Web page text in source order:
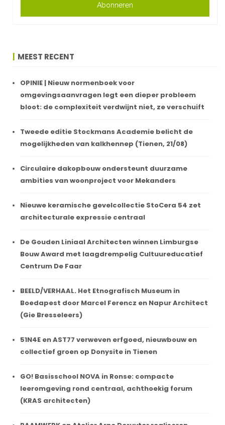
Abonneren
MEEST RECENT
OPINIE | Nieuw normenboek voor
omgevingsaanvragen legt een dieper probleem
bloot: de complexiteit verdwijnt niet, ze verschuift
Tweede editie Stockmans Academie belicht de
mogelijkheden van kalkhennep (Tienen, 21/08)
Circulaire dakopbouw ondersteunt duurzame
ambities van woonproject voor Mekanders
Nieuwe keramische gevelcollectie StoCera 54 zet
architecturale expressie centraal
De Gouden Liniaal Architecten winnen Limburgse
Bouw Award met laagdrempelig Cultuureducatief
Centrum De Faar
BEELD/VERHAAL. Het Etnografisch Museum in
Boedapest door Marcel Ferencz en Napur Architect
(Gie Bresseleers)
51N4E en AST77 verweven erfgoed, nieuwbouw en
collectief groen op Donysite in Tienen
GO! Basisschool NOVA in Ronse: compacte
leeromgeving rond centraal, achthoekig forum
(KRAS architecten)